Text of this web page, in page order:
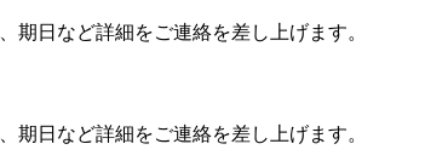
日など詳細をご連絡を差し上げます。
日など詳細をご連絡を差し上げます。